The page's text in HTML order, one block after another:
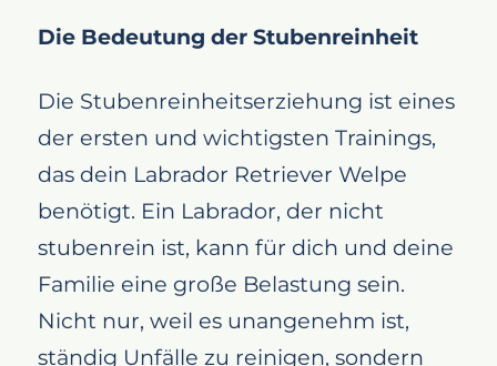
Die Bedeutung der Stubenreinheit
Die Stubenreinheitserziehung ist eines
der ersten und wichtigsten Trainings,
das dein Labrador Retriever Welpe
benötigt. Ein Labrador, der nicht
stubenrein ist, kann für dich und deine
Familie eine große Belastung sein.
Nicht nur, weil es unangenehm ist,
ständig Unfälle zu reinigen, sondern